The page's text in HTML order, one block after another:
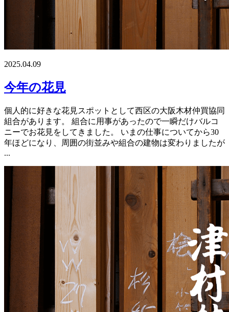
2025.04.09
今年の花見
個人的に好きな花見スポットとして西区の大阪木材仲買協同
組合があります。 組合に用事があったので一瞬だけバルコ
ニーでお花見をしてきました。 いまの仕事についてから30
年ほどになり、周囲の街並みや組合の建物は変わりましたが
...